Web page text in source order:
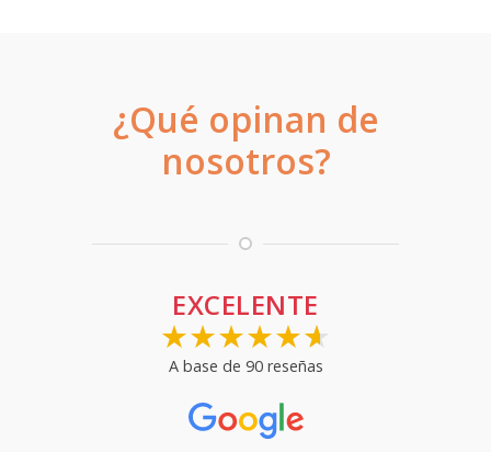
¿Qué opinan de
nosotros?
EXCELENTE
★★★★★★
A base de 90 reseñas